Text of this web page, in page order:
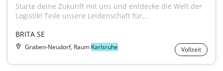
Starte deine Zukunft mit uns und entdecke die Welt der
Logistik! Teile unsere Leidenschaft für...
BRITA SE
Graben-Neudorf, Raum Karlsruhe Vollzeit